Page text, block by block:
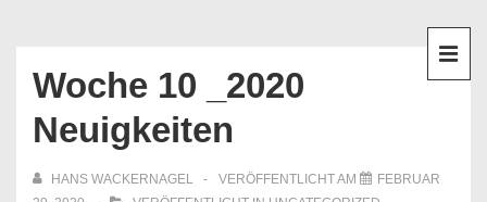
InhaltWoche 10 _2020
Neuigkeiten
HANS WACKERNAGEL VERÖFFENTLICHT AM
FEBRUAR